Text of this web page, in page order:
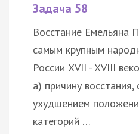
Задача 58
Восстание Емельяна
самым крупным
России XVII - XVIII
а) причину восстания,
ухудшением
категорий …